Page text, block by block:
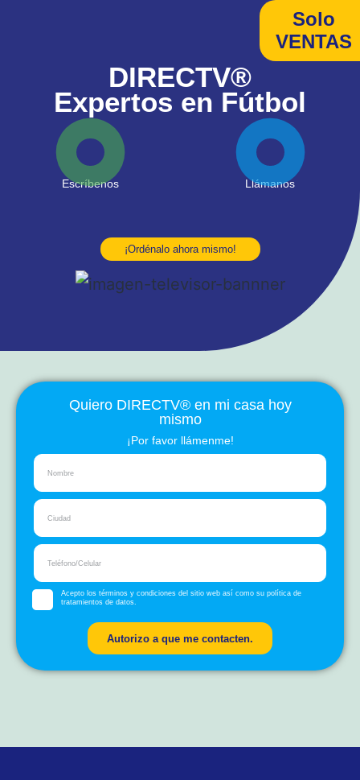
DIRECTV®
Expertos en Fútbol
Escríbenos Llámanos
¡Ordénalo ahora mismo!
Quiero DIRECTV® en mi casa hoy
mismo
¡Por favor llámenme!
Acepto los términos y condiciones del sitio web así como su política de
tratamientos de datos.
Autorizo a que me contacten.
Solo
VENTAS